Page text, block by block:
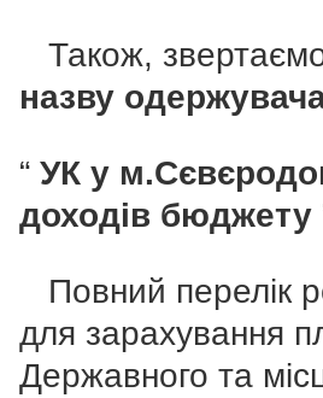
Також,
назву
“ УК у
доходів бюджету
Повний перелік
для зарахування
Державного та